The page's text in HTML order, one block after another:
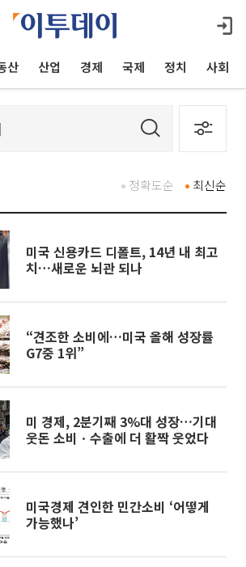
산 산업 경제 국제 정치 사회
최신순
정확도순
미국 신용카드 디폴트, 14년 내 최고
치…새로운 뇌관 되나
“견조한 소비에…미국 올해 성장률
G7중 1위”
미 경제, 2분기째 3%대 성장…기대
웃돈 소비ㆍ수출에 더 활짝 웃었다
미국경제 견인한 민간소비 ‘어떻게
가능했나’